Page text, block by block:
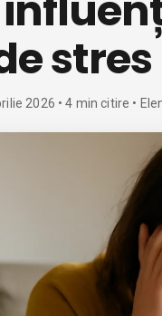
stres
2026 •4 min citire •